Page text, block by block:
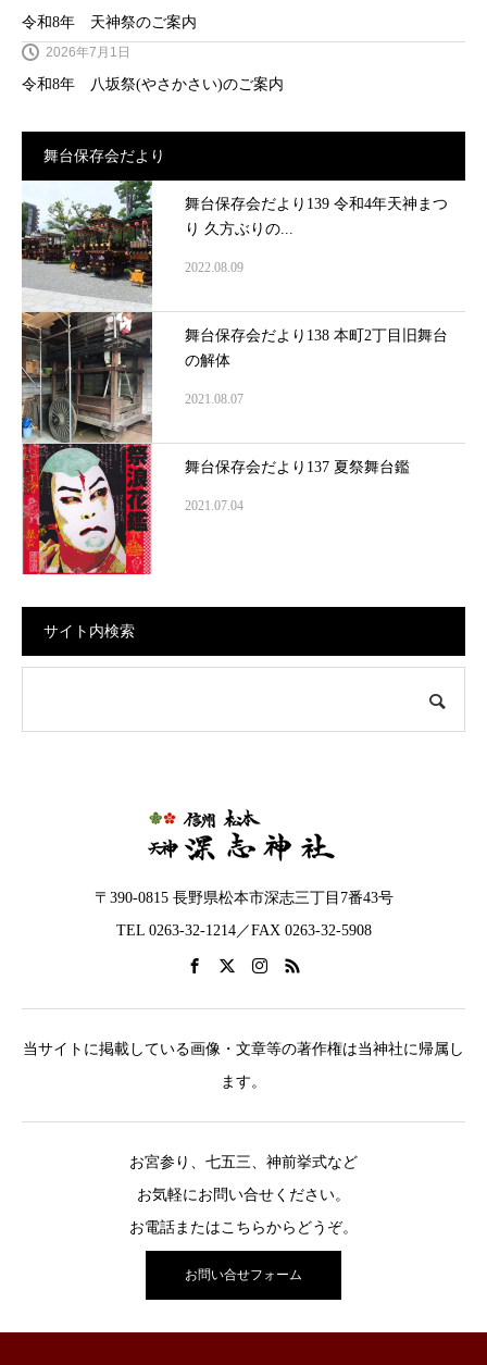
令和8年 天神祭のご案内
令和8年 八坂祭(やさかさい)のご案内
2026年7月1日
舞台保存会だより
舞台保存会だより139 令和4年天神まつ
り 久方ぶりの...
2022.08.09
舞台保存会だより138 本町2丁目旧舞台
の解体
2021.08.07
舞台保存会だより137 夏祭舞台鑑
2021.07.04
サイト内検索
〒390-0815 長野県松本市深志三丁目7番43号
TEL 0263-32-1214／FAX 0263-32-5908
当サイトに掲載している画像・文章等の著作権は当神社に帰属し
ます。
お宮参り、七五三、神前挙式など
お気軽にお問い合せください。
お電話またはこちらからどうぞ。
お問い合せフォーム